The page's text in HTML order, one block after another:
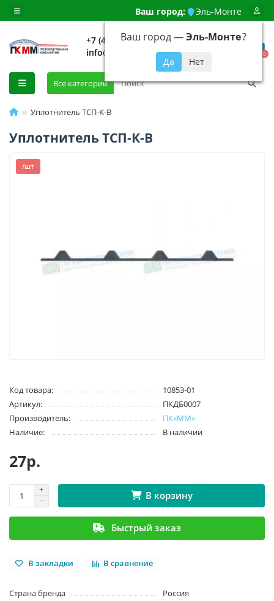
Ваш город: Эль-Монте
Ваш город —Эль-Монте?
+7 (499) 648-92-94
info@evroshtaketnikmoskva.ru
0
Все категории
Уплотнитель ТСП-К-В
Уплотнитель ТСП-К-В
/шт
Код товара:
10853-01
Артикул:
ПКДБ0007
Производитель:
ПК«ММ»
Наличие:
В наличии
27р.
В корзину
Быстрый заказ
В закладки В сравнение
Страна бренда
Россия